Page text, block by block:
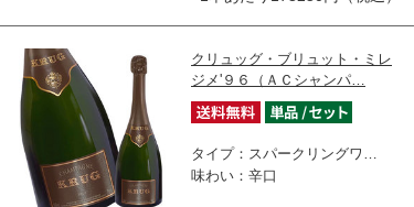
クリュッグ・ブリュット・ミレ
ジメ'９６（ＡＣシャンパ…
タイプ：スパークリングワ…
味わい：辛口